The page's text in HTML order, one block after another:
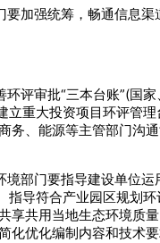
加强统筹，畅通信息
评审批“三本台账”(国
立重大投资项目环评管
务、能源等主管部门沟
部门要指导建设单位
指导符合产业园区规划
享共用当地生态环境质
优化编制内容和技术要